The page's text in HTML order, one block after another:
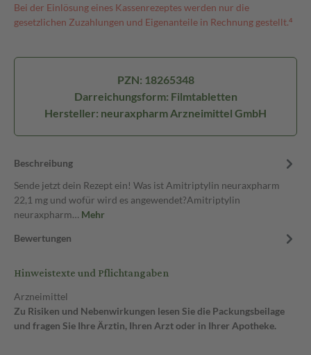
Bei der Einlösung eines Kassenrezeptes werden nur die
gesetzlichen Zuzahlungen und Eigenanteile in Rechnung gestellt.⁴
PZN: 18265348
Darreichungsform: Filmtabletten
Hersteller: neuraxpharm Arzneimittel GmbH
Beschreibung
Sende jetzt dein Rezept ein! Was ist Amitriptylin neuraxpharm
22,1 mg und wofür wird es angewendet?Amitriptylin
neuraxpharm… Mehr
Bewertungen
Hinweistexte und Pflichtangaben
Arzneimittel
Zu Risiken und Nebenwirkungen lesen Sie die Packungsbeilage
und fragen Sie Ihre Ärztin, Ihren Arzt oder in Ihrer Apotheke.